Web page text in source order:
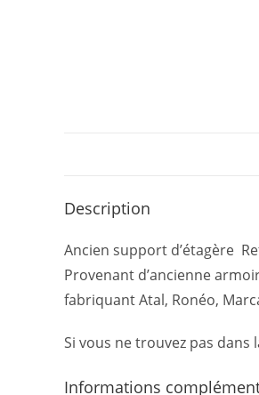
Description
Ancien support d’étagère
Provenant d’ancienne
fabriquant Atal, Ronéo,
Si vous ne trouvez pas
Informations